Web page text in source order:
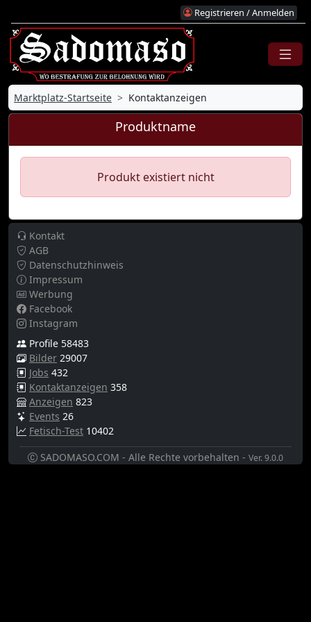
Registrieren / Anmelden
Marktplatz-Startseite Kontaktanzeigen
Produktname
Produkt existiert nicht
Kontakt
AGB
Datenschutzhinweis
Impressum
Werbung
Facebook
Instagram
Profile 58483
Bilder 29007
Jobs 432
Kontaktanzeigen 358
Anzeigen 823
Events 26
Fetisch-Test 10402
SADOMASO.COM - Alle Rechte vorbehalten - Ver. 9.0.0